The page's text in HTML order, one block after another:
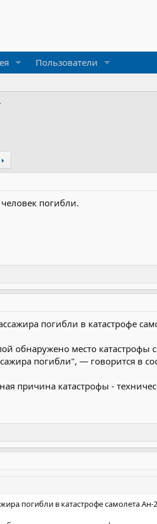
Пользователи
погибли.
погибли в катастрофе
обнаружено место
погибли", — говорится в
причина катастрофы -
погибли в катастрофе самолета